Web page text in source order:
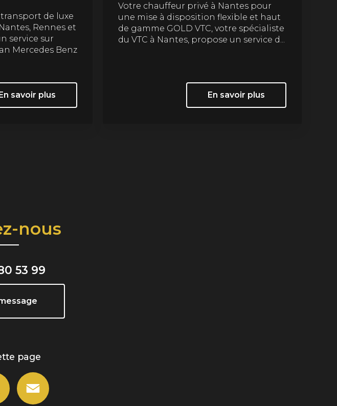
transport de luxe
Rennes et
service sur
Mercedes Benz
savoir plus
Votre chauffeur privé à Nantes pour
une mise à disposition flexible et haut
de gamme GOLD VTC, votre spécialiste
du VTC à Nantes, propose un service d...
En savoir plus
nous
53 99
page